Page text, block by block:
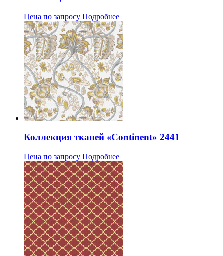
Цена по запросу Подробнее
Коллекция тканей «Continent» 2441
Цена по запросу Подробнее